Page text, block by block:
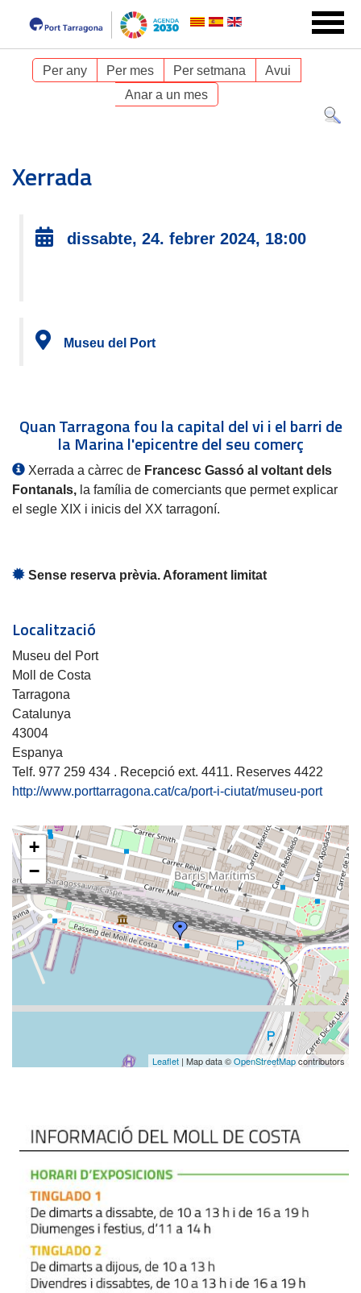
Per any Per mes Per setmana
Avui
Anar a un mes
Xerrada
dissabte, 24. febrer 2024, 18:00
Museu del Port
Quan Tarragona fou la capital del vi i el barri de
la Marina l'epicentre del seu comerç
Xerrada a càrrec de Francesc Gassó al voltant dels
Fontanals, la família de comerciants que permet explicar
el segle XIX i inicis del XX tarragoní.
Sense reserva prèvia. Aforament limitat
Localització
Museu del Port
Moll de Costa
Tarragona
Catalunya
43004
Espanya
Telf. 977 259 434 . Recepció ext. 4411. Reserves 4422
http://www.porttarragona.cat/ca/port-i-ciutat/museu-port
+
−
Leaflet | Map data ©OpenStreetMapcontributors